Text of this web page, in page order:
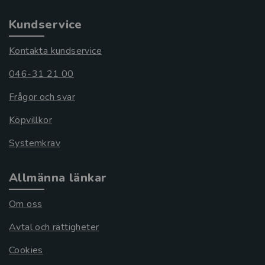
Kundservice
Kontakta kundservice
046-31 21 00
Frågor och svar
Köpvillkor
Systemkrav
Allmänna länkar
Om oss
Avtal och rättigheter
Cookies